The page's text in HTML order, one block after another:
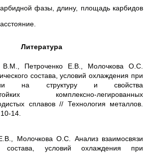
фазы, длину, площадь карбидов
Литература
В.М., Петроченко Е.В., Молочкова О.С.
состава, условий охлаждения при
на структуру и свойства
комплексно-легированных
сплавов // Технология металлов.
14.
Молочкова О.С. Анализ взаимосвязи
состава, условий охлаждения при